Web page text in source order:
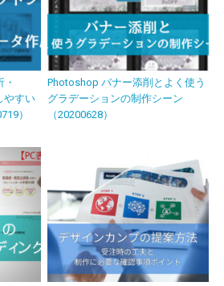
やすい
）
Photoshop バナー添削とよく使う
グラデーションの制作シーン
（20200628）